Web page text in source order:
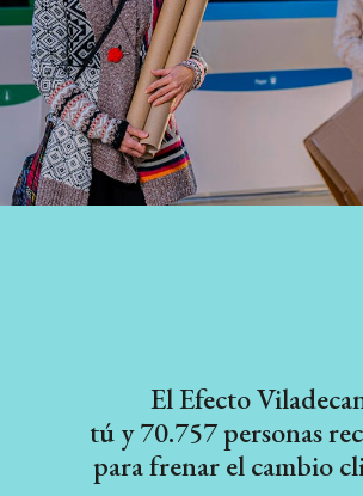
El Efecto
tú y 70.757 personas
para frenar el cambio